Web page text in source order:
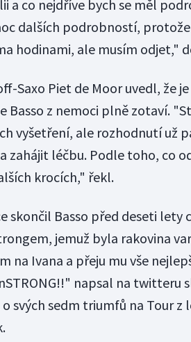
a co nejdříve bych se měl
dalších podrobností,
hodinami, ale musím odjet,"
Saxo Piet de Moor uvedl, že
Basso z nemoci plně zotaví.
vyšetření, ale rozhodnutí už
zahájit léčbu. Podle toho, co
krocích," řekl.
skončil Basso před deseti
jemuž byla rakovina
na Ivana a přeju mu vše
napsal na twitteru
svých sedm triumfů na Tour z